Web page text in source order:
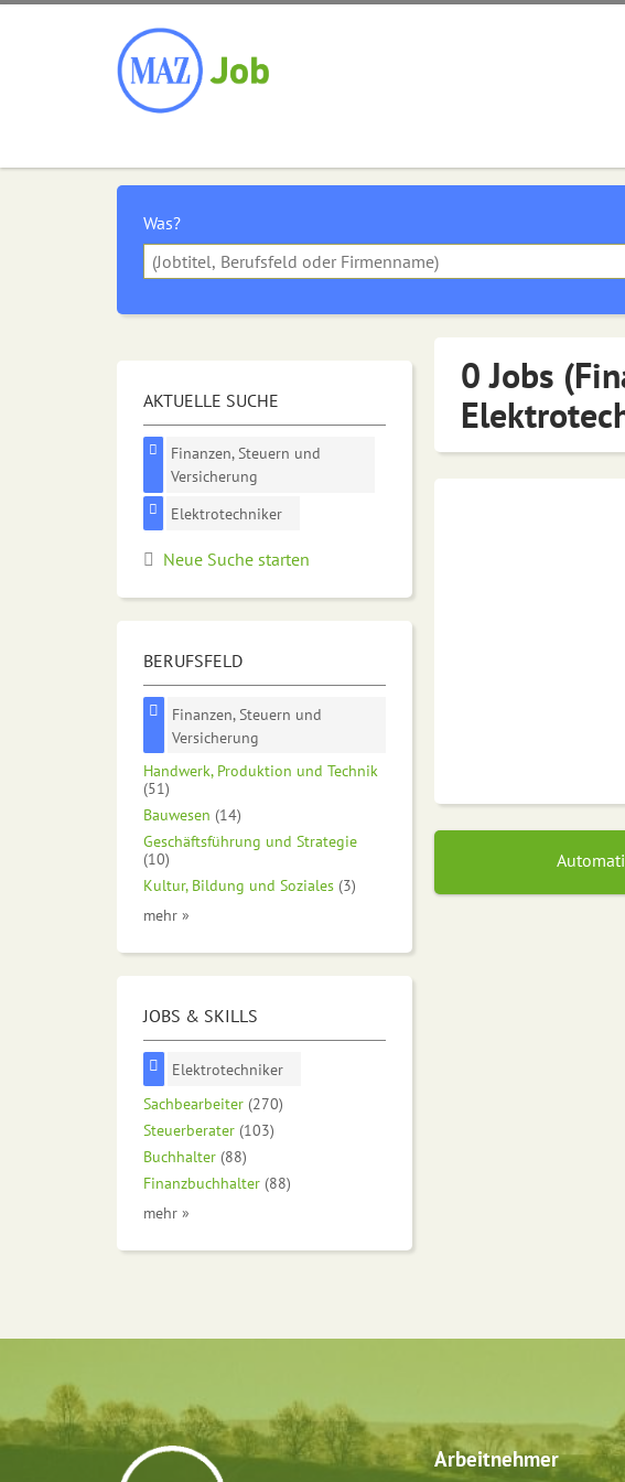
Was?
0 Jobs
AKTUELLE SUCHE
Finanzen, Steuern und
Versicherung
Elektrotechniker
Neue Suche starten
BERUFSFELD
Finanzen, Steuern und
Versicherung
Handwerk, Produktion und Technik
(51)
Bauwesen (14)
Geschäftsführung und Strategie
(10)
Kultur, Bildung und Soziales (3)
mehr »
JOBS & SKILLS
Elektrotechniker
Sachbearbeiter (270)
Steuerberater (103)
Buchhalter (88)
Finanzbuchhalter (88)
mehr »
Arbeitnehmer